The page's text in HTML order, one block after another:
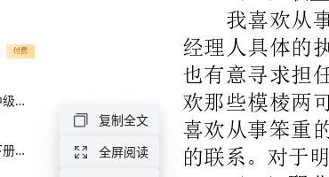
付费
最新江西省赣州市寻乌县中级统计师《统计基础知识理论及相关知识》高分冲刺试题完整版
译林版版英语小学五年级下册期末质量提高试卷
（三个人特质
（二）职业能力
复制全文
全屏阅读